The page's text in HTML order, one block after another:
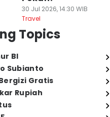
30 Jul 2026, 14:30 WIB
Travel
Topics
BI
Subianto
Gratis
Rupiah